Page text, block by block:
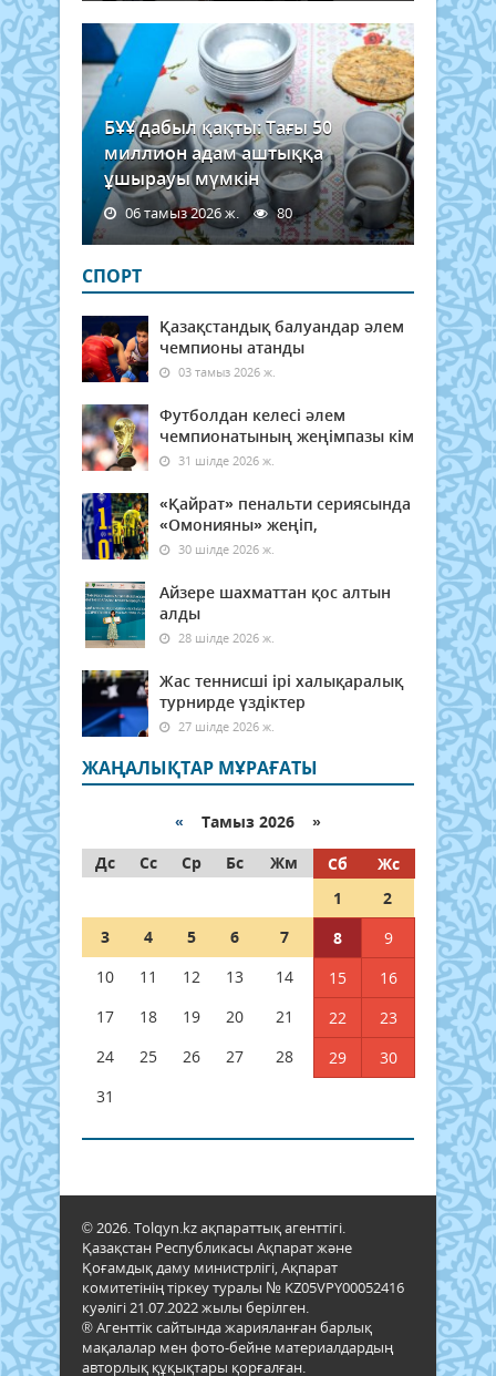
БҰҰ дабыл қақты: Тағы 50
миллион адам аштыққа
ұшырауы мүмкін
06 тамыз 2026 ж. 80
СПОРТ
Қазақстандық балуандар әлем
чемпионы атанды
03 тамыз 2026 ж.
Футболдан келесі әлем
чемпионатының жеңімпазы кім
31 шілде 2026 ж.
«Қайрат» пенальти сериясында
«Омонияны» жеңіп,
30 шілде 2026 ж.
Айзере шахматтан қос алтын
алды
28 шілде 2026 ж.
Жас теннисші ірі халықаралық
турнирде үздіктер
27 шілде 2026 ж.
ЖАҢАЛЫҚТАР МҰРАҒАТЫ
« Тамыз 2026 »
Дс
Сс Ср Бс Жм Сб
Жс
1
2
3
4 5 6 7 8
9
10
11 12 13 14 15
16
17
18 19 20 21 22
23
24
25 26 27 28 29
30
31
© 2026. Tolqyn.kz ақпараттық агенттігі.
Қазақстан Республикасы Ақпарат және
Қоғамдық даму министрлігі, Ақпарат
комитетінің тіркеу туралы № KZ05VPY00052416
куәлігі 21.07.2022 жылы берілген.
® Агенттік сайтында жарияланған барлық
мақалалар мен фото-бейне материалдардың
авторлық құқықтары қорғалған.